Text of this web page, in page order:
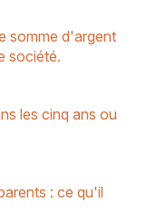
somme d'argent
société.
les cinq ans ou
: ce qu'il